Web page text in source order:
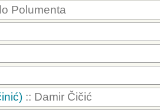
Polumenta
:: Damir Čičić